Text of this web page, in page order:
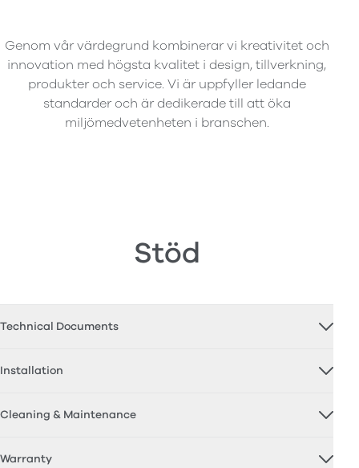
Genom vår värdegrund kombinerar vi kreativitet och
innovation med högsta kvalitet i design, tillverkning,
produkter och service. Vi är uppfyller ledande
standarder och är dedikerade till att öka
miljömedvetenheten i branschen.
Stöd
Technical Documents
Installation
Cleaning & Maintenance
Warranty